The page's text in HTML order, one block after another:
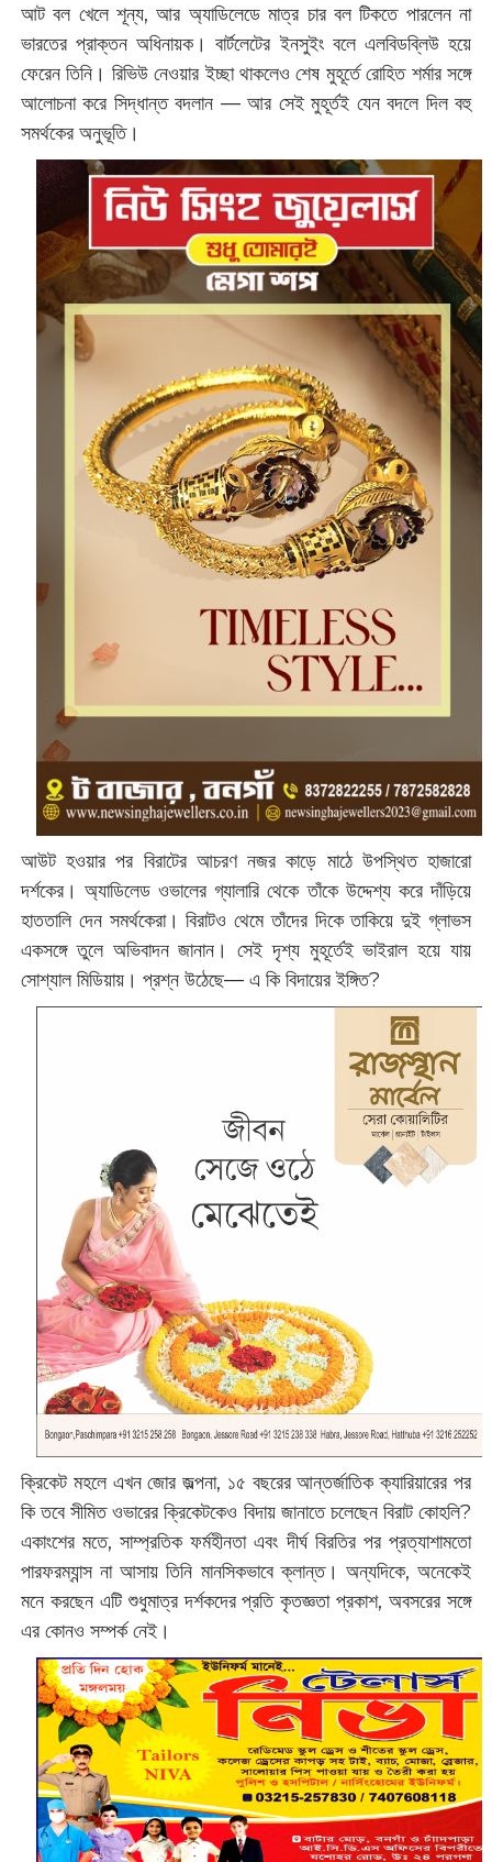
আট বল খেলে শূন্য, আর অ্যাডিলেডে মাত্র চার বল টিকতে পারলেন না
ভারতের প্রাক্তন অধিনায়ক। বার্টলেটের ইনসুইং বলে এলবিডব্লিউ হয়ে
ফেরেন তিনি। রিভিউ নেওয়ার ইচ্ছা থাকলেও শেষ মুহূর্তে রোহিত শর্মার সঙ্গে
আলোচনা করে সিদ্ধান্ত বদলান — আর সেই মুহূর্তই যেন বদলে দিল বহু
সমর্থকের অনুভূতি।
আউট হওয়ার পর বিরাটের আচরণ নজর কাড়ে মাঠে উপস্থিত হাজারো
দর্শকের। অ্যাডিলেড ওভালের গ্যালারি থেকে তাঁকে উদ্দেশ্য করে দাঁড়িয়ে
হাততালি দেন সমর্থকেরা। বিরাটও থেমে তাঁদের দিকে তাকিয়ে দুই গ্লাভস
একসঙ্গে তুলে অভিবাদন জানান। সেই দৃশ্য মুহূর্তেই ভাইরাল হয়ে যায়
সোশ্যাল মিডিয়ায়। প্রশ্ন উঠেছে— এ কি বিদায়ের ইঙ্গিত?
ক্রিকেট মহলে এখন জোর জল্পনা, ১৫ বছরের আন্তর্জাতিক ক্যারিয়ারের পর
কি তবে সীমিত ওভারের ক্রিকেটকেও বিদায় জানাতে চলেছেন বিরাট কোহলি?
একাংশের মতে, সাম্প্রতিক ফর্মহীনতা এবং দীর্ঘ বিরতির পর প্রত্যাশামতো
পারফরম্যান্স না আসায় তিনি মানসিকভাবে ক্লান্ত। অন্যদিকে, অনেকেই
মনে করছেন এটি শুধুমাত্র দর্শকদের প্রতি কৃতজ্ঞতা প্রকাশ, অবসরের সঙ্গে
এর কোনও সম্পর্ক নেই।